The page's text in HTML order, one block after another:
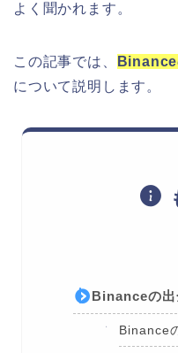
よく聞かれます。
この記事では、
Binance
について説明します。
Binanceの出
Binance